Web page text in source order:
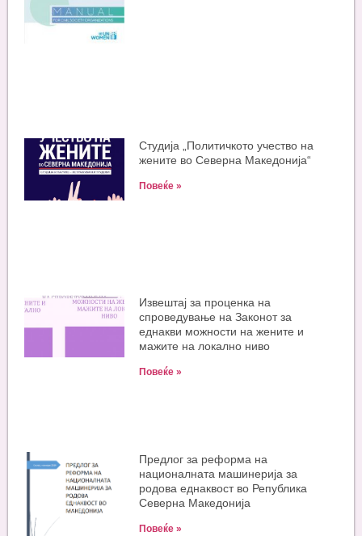
Студија „Политичкото учество на
жените во Северна Македонија“
Повеќе »
Извештај за проценка на
спроведување на Законот за
еднакви можности на жените и
мажите на локално ниво
Повеќе »
Предлог за реформа на
националната машинерија за
родова еднаквост во Република
Северна Македонија
Повеќе »